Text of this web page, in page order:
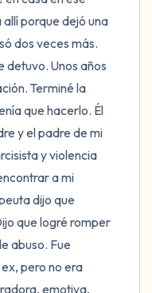
porque dejó una
dos veces más.
detuvo. Unos años
Terminé la
que hacerlo. Él
y el padre de mi
y violencia
a mi
dijo que
que logré romper
abuso. Fue
pero no era
emotiva,